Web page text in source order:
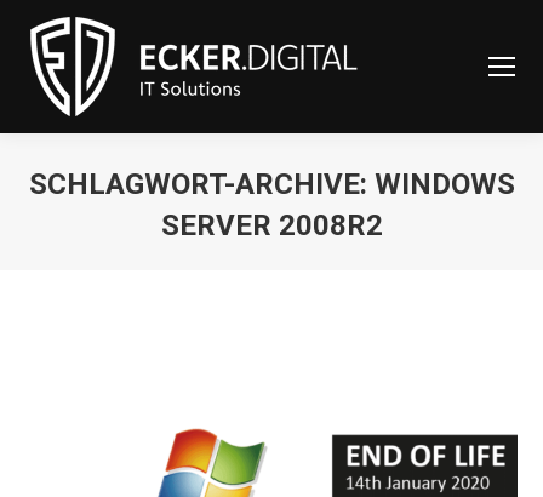
content
SCHLAGWORT-ARCHIVE: WINDOWS
SERVER 2008R2